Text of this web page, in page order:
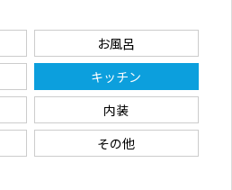
お風呂
キッチン
内装
その他